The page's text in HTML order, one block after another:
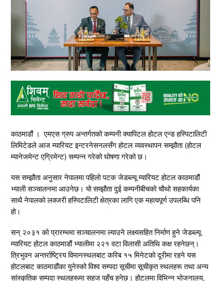
काठमाडौं । एमएस ग्रुप अन्तर्गतको कम्पनी क्यापिटल होटल एन्ड हस्पिटालिटी
लिमिटेडले आज म्यारियट इन्टरनेसनलसँग होटल व्यवस्थापन सम्झौता (होटल
म्यानेजमेन्ट एग्रिमेन्ट) सम्पन्न गरेको घोषणा गरेको छ।
यस सम्झौता अनुसार नेपालमा पहिलो पटक जेडब्ल्यू म्यारियट होटल काठमाडौं
भ्याली सञ्चालनमा आउनेछ। यो सम्झौता दुई कम्पनीबीचको चौथो सहकार्यका
साथै नेपालको लक्जरी हस्पिटालिटी क्षेत्रका लागि एक महत्वपूर्ण उपलब्धि पनि
हो।
सन् २०३१ को प्रारम्भमा सञ्चालनमा ल्याउने लक्ष्यसहित निर्माण हुने जेडब्ल्यू
म्यारियट होटल काठमाडौं भ्यालीमा २२१ वटा विलासी अतिथि कक्ष रहनेछन्।
त्रिभुवन अन्तर्राष्ट्रिय विमानस्थलबाट करिब १५ मिनेटको दूरीमा रहने यस
होटलबाट काठमाडौंका युनेस्को विश्व सम्पदा सूचीमा सूचीकृत स्थलहरू तथा अन्य
सांस्कृतिक सम्पदा स्थलहरूमा सहज पहुँच हुनेछ। होटलमा विभिन्न भोजनालय,